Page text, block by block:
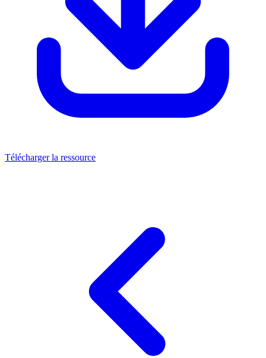
Télécharger la ressource